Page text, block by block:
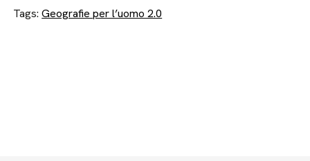
Tags:Geografie per l’uomo 2.0